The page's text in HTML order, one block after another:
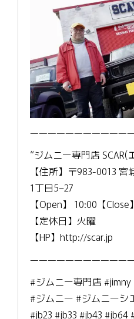
“ジムニー専門店 SCAR(
【住所】〒983-0013
1丁目5−27
【Open】 10:00【Close
【定休日】火曜
【HP】http://scar.jp
#ジムニー専門店 #jimny
#ジムニー #ジムニーシ
#jb23 #jb33 #jb43 #jb64